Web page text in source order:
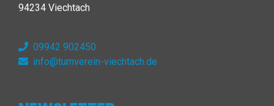
94234 Viechtach
09942 902450
info@turnverein-viechtach.de